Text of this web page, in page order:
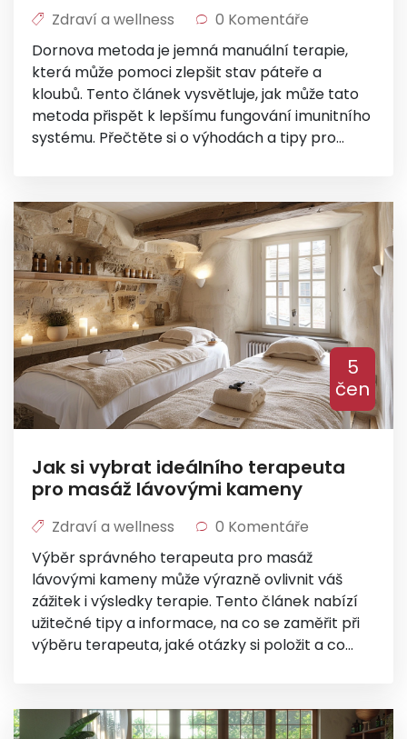
Zdraví a wellness
0 Komentáře
Dornova metoda je jemná manuální terapie,
která může pomoci zlepšit stav páteře a
kloubů. Tento článek vysvětluje, jak může tato
metoda přispět k lepšímu fungování imunitního
systému. Přečtěte si o výhodách a tipy pro
pro zlepšení celkového zdraví.
5
čen
Jak si vybrat ideálního terapeuta
pro masáž lávovými kameny
Zdraví a wellness
0 Komentáře
Výběr správného terapeuta pro masáž
lávovými kameny může výrazně ovlivnit váš
zážitek i výsledky terapie. Tento článek nabízí
užitečné tipy a informace, na co se zaměřit při
výběru terapeuta, jaké otázky si položit a co